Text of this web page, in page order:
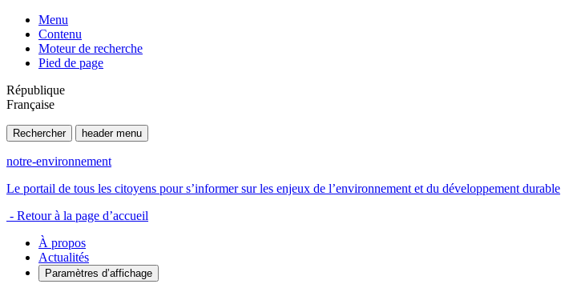
Menu
Contenu
Moteur de recherche
Pied de page
République
Française
Rechercher header menu
notre-environnement
Le portail de tous les citoyens pour s’informer sur les enjeux de l’environnement et du développement durable
- Retour à la page d’accueil
À propos
Actualités
Paramètres d’affichage